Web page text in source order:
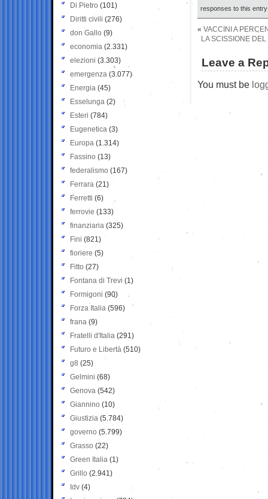
responses to this
« VACCINI A
LA SCISSIONE
Leave a
You must be
Di Pietro (101)
Diritti civili (276)
don Gallo (9)
economia (2.331)
elezioni (3.303)
emergenza (3.077)
Energia (45)
Esselunga (2)
Esteri (784)
Eugenetica (3)
Europa (1.314)
Fassino (13)
federalismo (167)
Ferrara (21)
Ferretti (6)
ferrovie (133)
finanziaria (325)
Fini (821)
fioriere (5)
Fitto (27)
Fontana di Trevi (1)
Formigoni (90)
Forza Italia (596)
frana (9)
Fratelli d'Italia (291)
Futuro e Libertà (510)
g8 (25)
Gelmini (68)
Genova (542)
Giannino (10)
Giustizia (5.784)
governo (5.799)
Grasso (22)
Green Italia (1)
Grillo (2.941)
Idv (4)